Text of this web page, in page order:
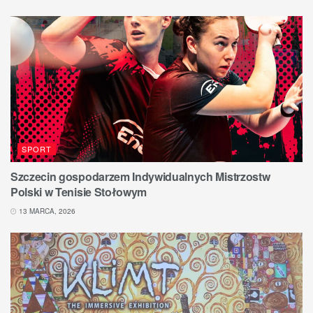
SPORT
Szczecin gospodarzem Indywidualnych Mistrzostw
Polski w Tenisie Stołowym
13 MARCA, 2026